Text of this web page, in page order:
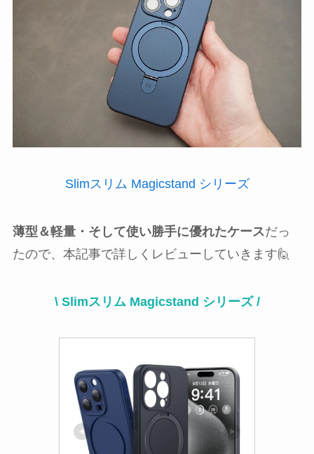
Slimスリム Magicstand シリーズ
薄型＆軽量・そして使い勝手に優れたケースだっ
たので、本記事で詳しくレビューしていきます🙋
\ Slimスリム Magicstand シリーズ /